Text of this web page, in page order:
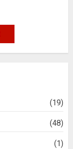
(19)
(48)
(1)